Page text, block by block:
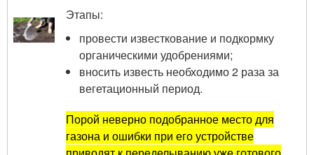
Этапы:
провести известкование и подкормку
органическими удобрениями;
вносить известь необходимо 2 раза за
вегетационный период.
Порой неверно подобранное место для
газона и ошибки при его устройстве